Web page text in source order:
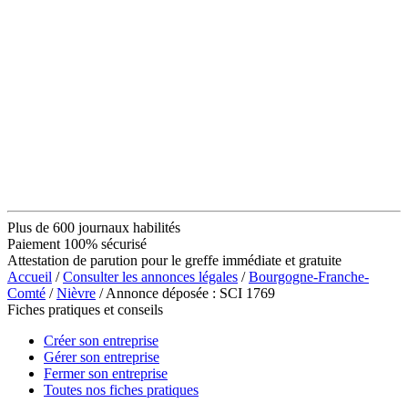
Plus de 600 journaux habilités
Paiement 100% sécurisé
Attestation de parution pour le greffe immédiate et gratuite
Accueil /Consulter les annonces légales /Bourgogne-Franche-
Comté /Nièvre / Annonce déposée : SCI 1769
Fiches pratiques et conseils
Créer son entreprise
Gérer son entreprise
Fermer son entreprise
Toutes nos fiches pratiques